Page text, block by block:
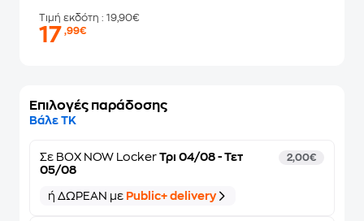
Τιμή εκδότη : 19,90€
17,99€
Επιλογές παράδοσης
Βάλε ΤΚ
Σε BOX NOW Locker Τρι 04/08 - Τετ
05/08
2,00€
ή ΔΩΡΕΑΝ με Public+ delivery